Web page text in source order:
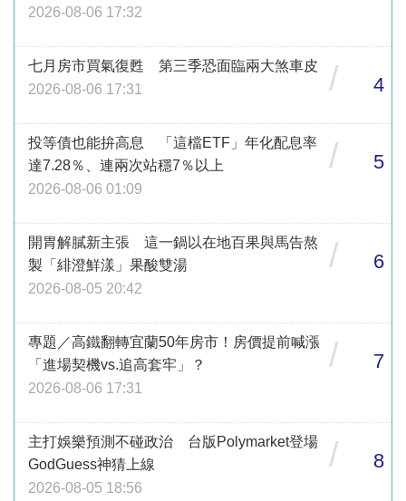
2026-08-06 17:32
七月房市買氣復甦 第三季恐面臨兩大煞車皮
2026-08-06 17:31
/ 4
投等債也能拚高息 「這檔ETF」年化配息率
達7.28％、連兩次站穩7％以上
2026-08-06 01:09
/ 5
開胃解膩新主張 這一鍋以在地百果與馬告熬
製「緋澄鮮漾」果酸雙湯
2026-08-05 20:42
/ 6
專題／高鐵翻轉宜蘭50年房市！房價提前喊漲
「進場契機vs.追高套牢」？
2026-08-06 17:31
/ 7
主打娛樂預測不碰政治 台版Polymarket登場
GodGuess神猜上線
2026-08-05 18:56
/ 8